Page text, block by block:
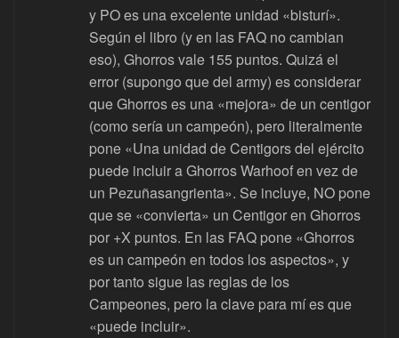
y PO es una excelente unidad «bisturí».
Según el libro (y en las FAQ no cambian
eso), Ghorros vale 155 puntos. Quizá el
error (supongo que del army) es considerar
que Ghorros es una «mejora» de un centigor
(como sería un campeón), pero literalmente
pone «Una unidad de Centigors del ejército
puede incluir a Ghorros Warhoof en vez de
un Pezuñasangrienta». Se incluye, NO pone
que se «convierta» un Centigor en Ghorros
por +X puntos. En las FAQ pone «Ghorros
es un campeón en todos los aspectos», y
por tanto sigue las reglas de los
Campeones, pero la clave para mí es que
«puede incluir».